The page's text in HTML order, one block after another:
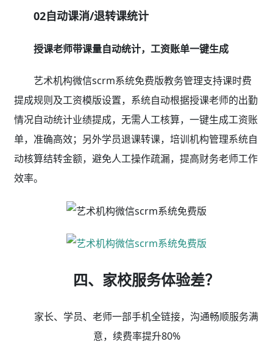
02自动课消/退转课统计
授课老师带课量自动统计，工资账单一键生成
艺术机构微信scrm系统免费版教务管理支持课时费
提成规则及工资模版设置，系统自动根据授课老师的出勤
情况自动统计业绩提成，无需人工核算，一键生成工资账
单，准确高效；另外学员退课转课，培训机构管理系统自
动核算结转金额，避免人工操作疏漏，提高财务老师工作
效率。
四、家校服务体验差？
家长、学员、老师一部手机全链接，沟通畅顺服务满
意，续费率提升80%